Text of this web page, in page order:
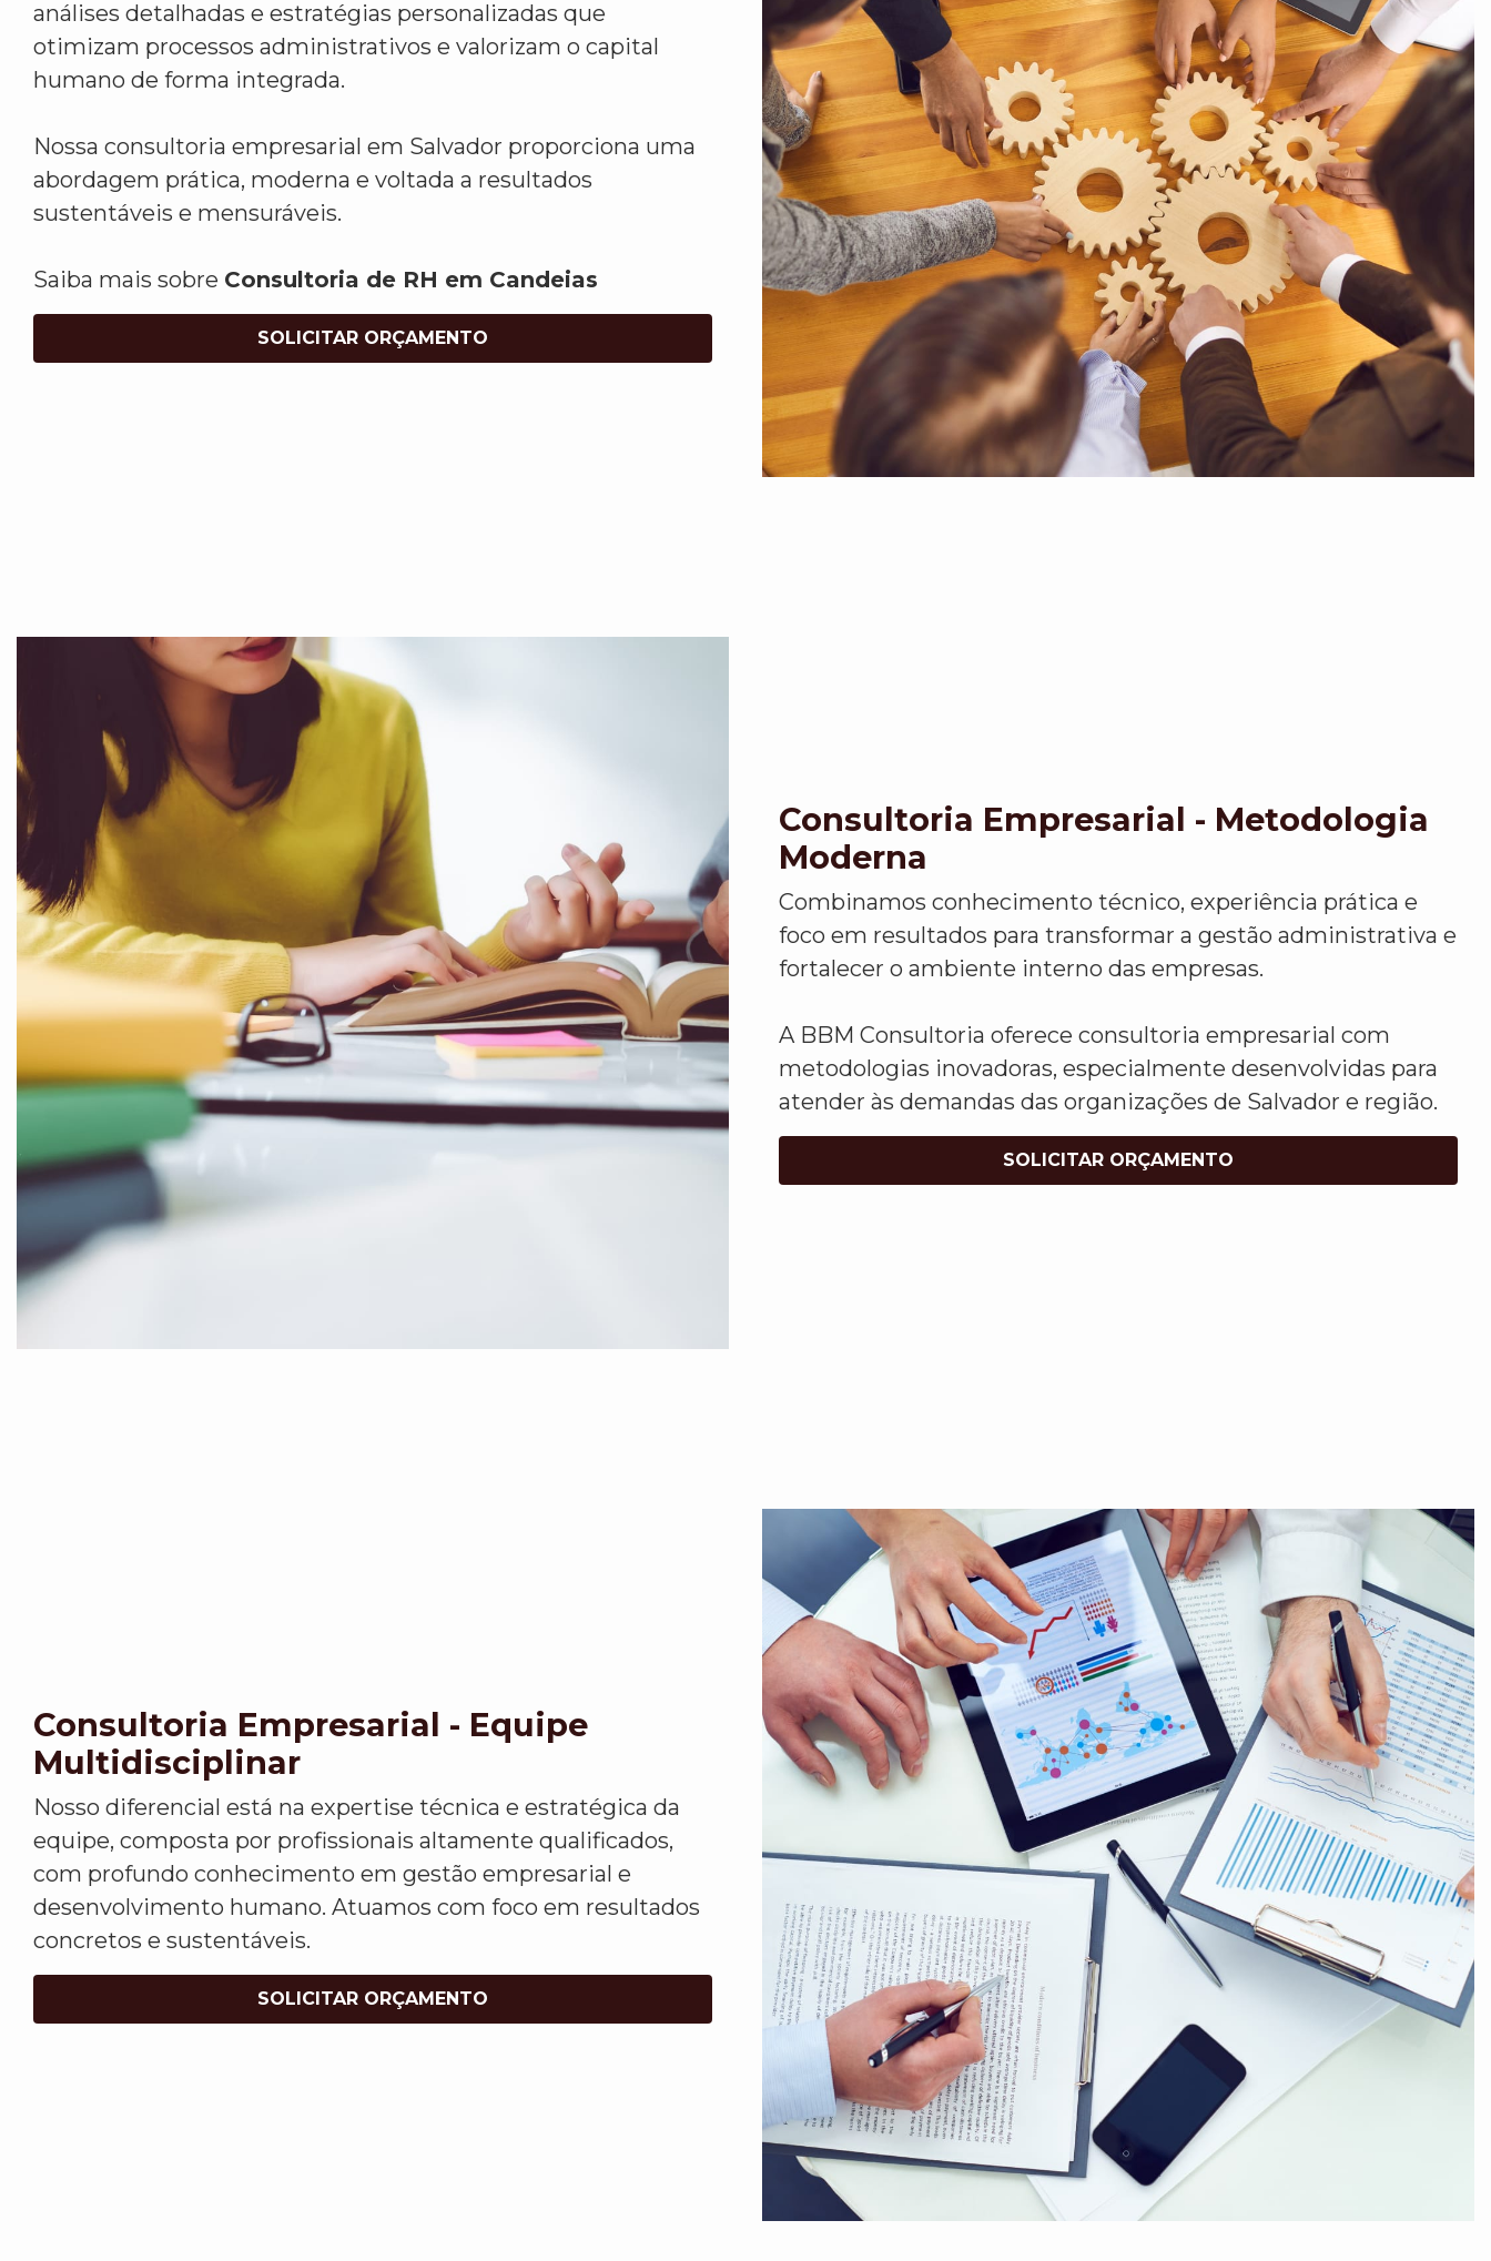
análises detalhadas e estratégias personalizadas que
otimizam processos administrativos e valorizam o capital
humano de forma integrada.
Nossa consultoria empresarial em Salvador proporciona uma
abordagem prática, moderna e voltada a resultados
sustentáveis e mensuráveis.
Saiba mais sobre Consultoria de RH em Candeias
SOLICITAR ORÇAMENTO
Consultoria Empresarial - Metodologia
Moderna
Combinamos conhecimento técnico, experiência prática e
foco em resultados para transformar a gestão administrativa e
fortalecer o ambiente interno das empresas.
A BBM Consultoria oferece consultoria empresarial com
metodologias inovadoras, especialmente desenvolvidas para
atender às demandas das organizações de Salvador e região.
SOLICITAR ORÇAMENTO
Consultoria Empresarial - Equipe
Multidisciplinar
Nosso diferencial está na expertise técnica e estratégica da
equipe, composta por profissionais altamente qualificados,
com profundo conhecimento em gestão empresarial e
desenvolvimento humano. Atuamos com foco em resultados
concretos e sustentáveis.
SOLICITAR ORÇAMENTO